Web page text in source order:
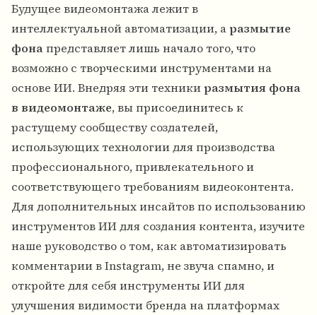
Будущее видеомонтажа лежит в
интеллектуальной автоматизации, а размытие
фонапредставляет лишь начало того, что
возможно с творческими инструментами на
основе ИИ. Внедряя эти техники размытия фона
в видеомонтаже, вы присоединитесь к
растущему сообществу создателей,
использующих технологии для производства
профессионального, привлекательного и
соответствующего требованиям видеоконтента.
Для дополнительных инсайтов по использованию
инструментов ИИ для создания контента, изучите
наше руководство о том, как автоматизировать
комментарии в Instagram, не звуча спамно, и
откройте для себя инструменты ИИ для
улучшения видимости бренда на платформах